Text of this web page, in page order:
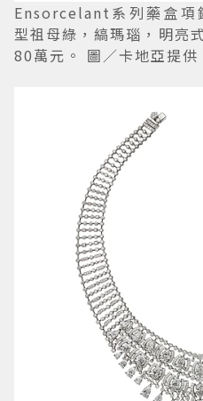
Ensorcelant系列藥盒項
型祖母綠，縞瑪瑙，明亮
80萬元。 圖／卡地亞提供